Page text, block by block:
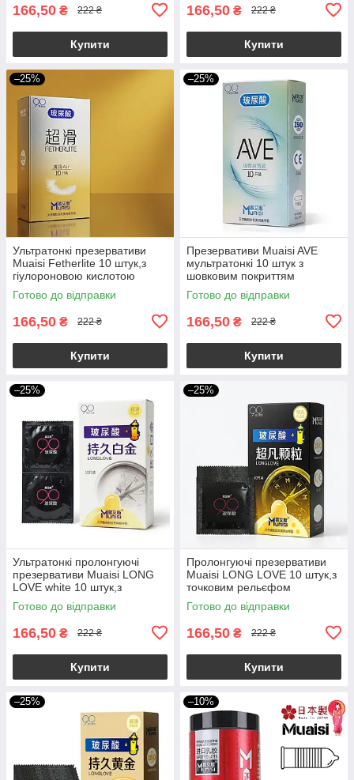
166,50 ₴ 222 ₴
Купити
166,50 ₴ 222 ₴
Купити
–25%
Ультратонкі презервативи
Muaisi Fetherlite 10 штук,з
гіулороновою кислотою
Готово до відправки
166,50 ₴ 222 ₴
Купити
–25%
Презервативи Muaisi AVE
мультратонкі 10 штук з
шовковим покриттям
Готово до відправки
166,50 ₴ 222 ₴
Купити
–25%
Ультратонкі пролонгуючі
презервативи Muaisi LONG
LOVE white 10 штук,з
гіулороновою кислотою
Готово до відправки
166,50 ₴ 222 ₴
Купити
–25%
Пролонгуючі презервативи
Muaisi LONG LOVE 10 штук,з
точковим рельєфом
Готово до відправки
166,50 ₴ 222 ₴
Купити
–25% –10%